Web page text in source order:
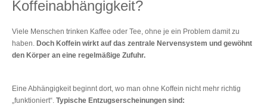
Koffeinabhängigkeit?
Viele Menschen trinken Kaffee oder Tee, ohne je ein Problem damit zu
haben. Doch Koffein wirkt auf das zentrale Nervensystem und gewöhnt
den Körper an eine regelmäßige Zufuhr.
Eine Abhängigkeit beginnt dort, wo man ohne Koffein nicht mehr richtig
„funktioniert“. Typische Entzugserscheinungen sind: